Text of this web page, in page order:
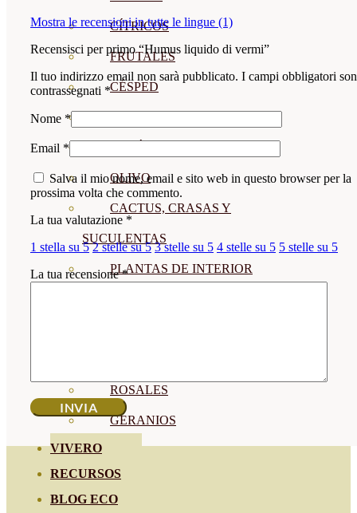
CÍTRICOS
FRUTALES
CÉSPED
OLIVO
CACTUS, CRASAS Y
SUCULENTAS
PLANTAS DE INTERIOR
ROSALES
GERANIOS
VIVERO
RECURSOS
BLOG ECO
Mostra le recensioni in tutte le lingue (1)
Recensisci per primo “Humus liquido di vermi”
Il tuo indirizzo email non sarà pubblicato. I campi obbligatori
contrassegnati *
Nome *
Email *
Salva il mio nome, email e sito web in questo browser per la
prossima volta che commento.
La tua valutazione *
1 stella su 5 2 stelle su 5 3 stelle su 5 4 stelle su 5 5 stelle su 5
La tua recensione*